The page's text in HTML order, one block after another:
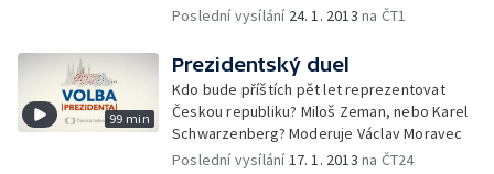
Poslední vysílání 24. 1. 2013 na ČT1
99 min
Prezidentský duel
Kdo bude příštích pět let reprezentovat
Českou republiku? Miloš Zeman, nebo Karel
Schwarzenberg? Moderuje Václav Moravec
Poslední vysílání17. 1. 2013 na ČT24